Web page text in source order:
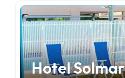
Hotel Solmar